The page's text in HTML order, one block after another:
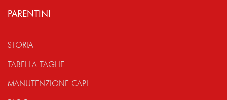
PARENTINI
STORIA
TABELLA TAGLIE
MANUTENZIONE CAPI